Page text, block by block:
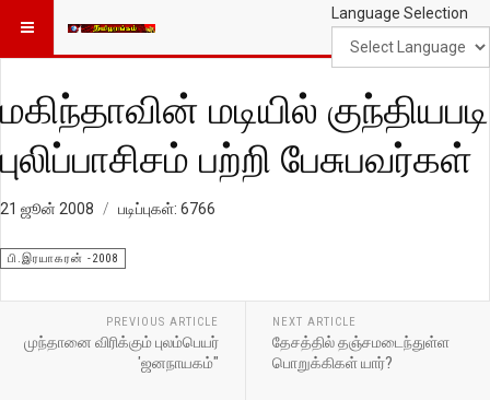
Language Selection
மகிந்தாவின் மடியில் குந்தியபடி
புலிப்பாசிசம் பற்றி பேசுபவர்கள்
21 ஜூன் 2008 படிப்புகள்: 6766
பி.இரயாகரன் -2008
PREVIOUS ARTICLE
முந்தானை விரிக்கும் புலம்பெயர்
'ஜனநாயகம்"
NEXT ARTICLE
தேசத்தில் தஞ்சமடைந்துள்ள
பொறுக்கிகள் யார்?